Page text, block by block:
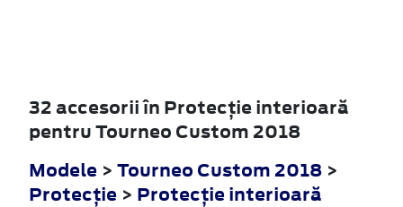
32 accesorii în Protecţie interioară
pentru Tourneo Custom 2018
Modele > Tourneo Custom 2018 >
Protecţie > Protecţie interioară